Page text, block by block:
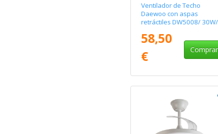
Ventilador de Techo
Daewoo con aspas
retráctiles DW5008/
58,50
€
Comprar